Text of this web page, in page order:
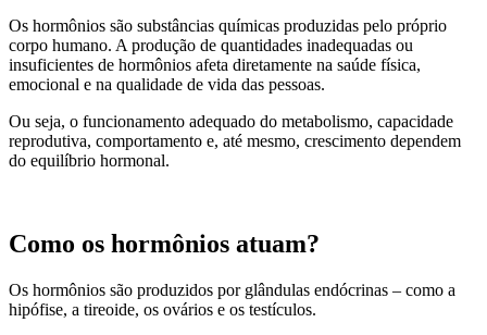
Os hormônios são substâncias químicas produzidas pelo próprio
corpo humano. A produção de quantidades inadequadas ou
insuficientes de hormônios afeta diretamente na saúde física,
emocional e na qualidade de vida das pessoas.
Ou seja, o funcionamento adequado do metabolismo, capacidade
reprodutiva, comportamento e, até mesmo, crescimento dependem
do equilíbrio hormonal.
Como os hormônios atuam?
Os hormônios são produzidos por glândulas endócrinas – como a
hipófise, a tireoide, os ovários e os testículos.